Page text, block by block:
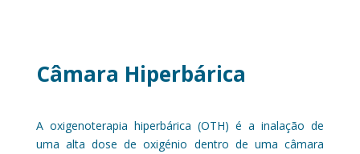
Câmara Hiperbárica
A oxigenoterapia hiperbárica (OTH) é a inalação de
uma alta dose de oxigénio dentro de uma câmara